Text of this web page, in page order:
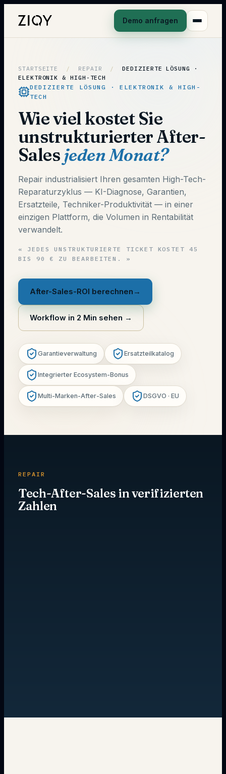
Demo anfragen
STARTSEITE / REPAIR /
DEDIZIERTE LÖSUNG ·
ELEKTRONIK & HIGH-TECH
DEDIZIERTE LÖSUNG · ELEKTRONIK & HIGH-
TECH
Wie viel kostet Sie
unstrukturierter After-
Sales jeden Monat?
Repair industrialisiert Ihren gesamten High-Tech-
Reparaturzyklus — KI-Diagnose, Garantien,
Ersatzteile, Techniker-Produktivität — in einer
einzigen Plattform, die Volumen in Rentabilität
verwandelt.
« JEDES UNSTRUKTURIERTE TICKET KOSTET 45
BIS 90 € ZU BEARBEITEN.
»
After-Sales-ROI berechnen →
Workflow in 2 Min sehen →
Garantieverwaltung Ersatzteilkatalog
Integrierter Ecosystem-Bonus
Multi-Marken-After-Sales DSGVO · EU
REPAIR
Tech-After-Sales in verifizierten
Zahlen